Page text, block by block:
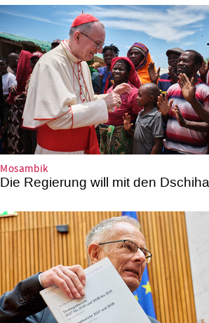
Mosambik
Die Regierung will mit den